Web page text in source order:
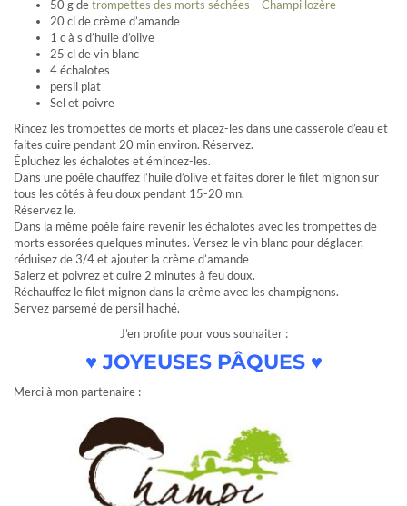
50 g detrompettes des morts séchées – Champi’lozère
20 cl de crème d’amande
1 c à s d’huile d’olive
25 cl de vin blanc
4 échalotes
persil plat
Sel et poivre
Rincez les trompettes de morts et placez-les dans une casserole d’eau et
faites cuire pendant 20 min environ. Réservez.
Épluchez les échalotes et émincez-les.
Dans une poêle chauffez l’huile d’olive et faites dorer le filet mignon sur
tous les côtés à feu doux pendant 15-20 mn.
Réservez le.
Dans la même poêle faire revenir les échalotes avec les trompettes de
morts essorées quelques minutes. Versez le vin blanc pour déglacer,
réduisez de 3/4 et ajouter la crème d’amande
Salerz et poivrez et cuire 2 minutes à feu doux.
Réchauffez le filet mignon dans la crème avec les champignons.
Servez parsemé de persil haché.
J’en profite pour vous souhaiter :
♥ JOYEUSES PÂQUES ♥
Merci à mon partenaire :